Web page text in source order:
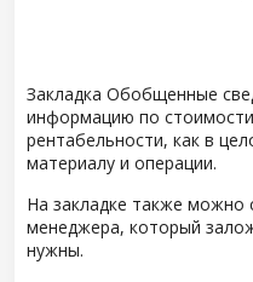
Закладка Обобщенные
информацию по
рентабельности, как в
материалу и операции.
На закладке также можно
менеджера, который
нужны.